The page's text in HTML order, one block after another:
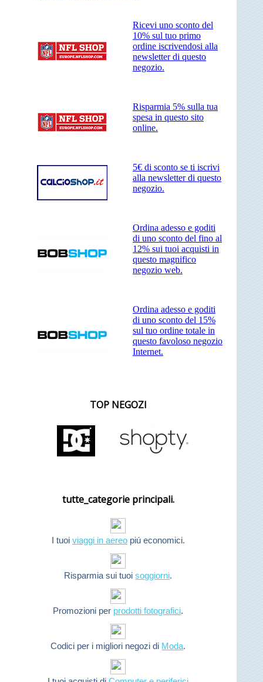
Ricevi uno sconto del
10% sul tuo primo
ordine iscrivendosi alla
newsletter di questo
negozio.
Risparmia 5% sulla tua
spesa in questo sito
online.
5€ di sconto se ti iscrivi
alla newsletter di questo
negozio.
Ordina adesso e goditi
di uno sconto del fino al
12% sui tuoi acquisti in
questo magnifico
negozio web.
Ordina adesso e goditi
di uno sconto del 15%
sul tuo ordine totale in
questo favoloso negozio
Internet.
TOP NEGOZI
tutte_categorie principali.
I tuoi viaggi in aereopiú economici.
Risparmia sui tuoisoggiorni.
Promozioni per prodotti fotografici.
Codici per i migliori negozi di Moda.